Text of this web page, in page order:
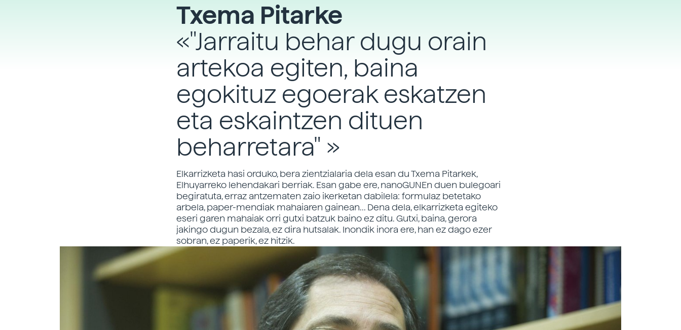
Txema Pitarke
«"Jarraitu behar dugu orain
artekoa egiten, baina
egokituz egoerak eskatzen
eta eskaintzen dituen
beharretara" »
Elkarrizketa hasi orduko, bera zientzialaria dela esan du Txema Pitarkek,
Elhuyarreko lehendakari berriak. Esan gabe ere, nanoGUNEn duen bulegoari
begiratuta, erraz antzematen zaio ikerketan dabilela: formulaz betetako
arbela, paper-mendiak mahaiaren gainean... Dena dela, elkarrizketa egiteko
eseri garen mahaiak orri gutxi batzuk baino ez ditu. Gutxi, baina, gerora
jakingo dugun bezala, ez dira hutsalak. Inondik inora ere, han ez dago ezer
sobran, ez paperik, ez hitzik.